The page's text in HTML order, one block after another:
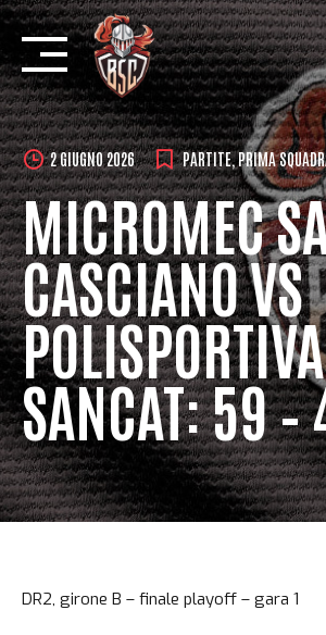
Skip
content
2 GIUGNO 2026 PARTITE,PRIMA
MICROMEC
CASCIANO VS
POLISPORTIVA
SANCAT: 59 –
DR2, girone B – finale playoff – gara 1